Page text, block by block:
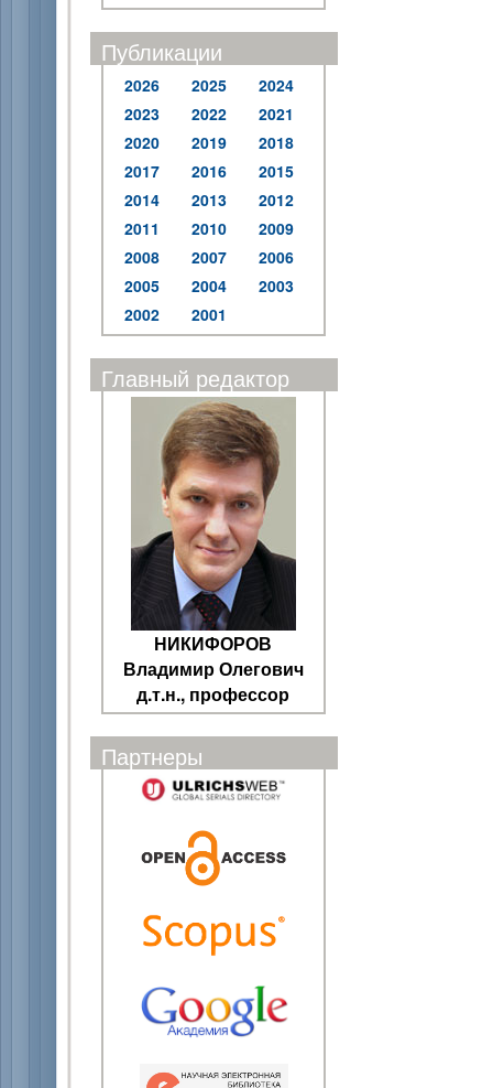
Публикации
2026 2025
2024
2023
2022
2021
2020
2019
2018
2017
2016
2015
2014
2013
2012
2011
2010
2009
2008
2007
2006
2005
2004
2003
2002
2001
Главный редактор
НИКИФОРОВ
Владимир Олегович
д.т.н., профессор
Партнеры